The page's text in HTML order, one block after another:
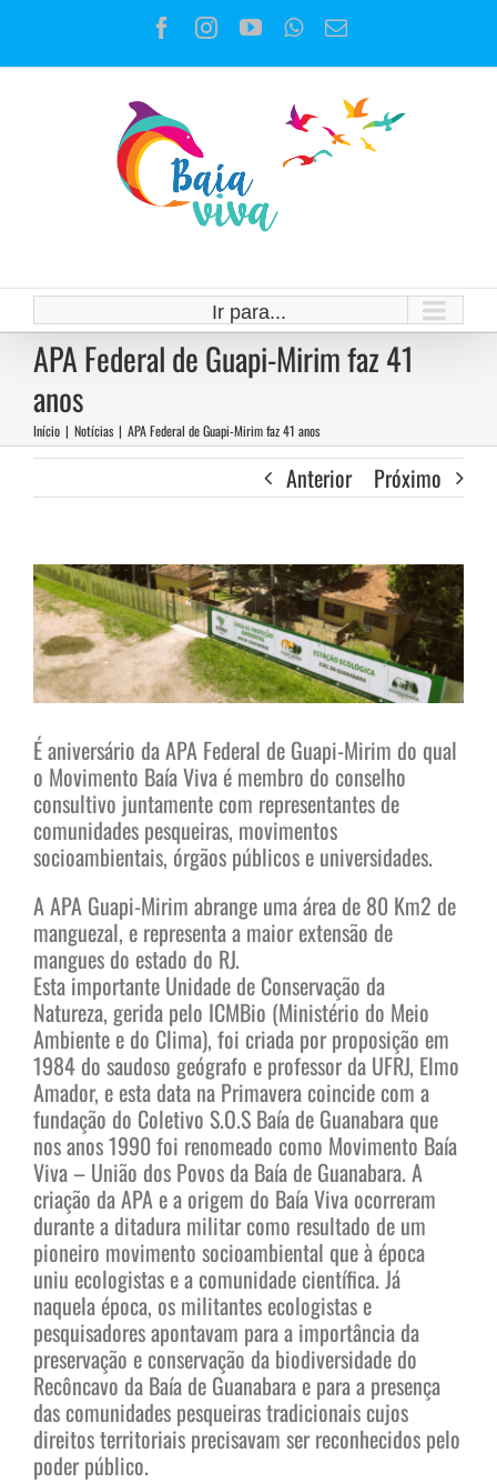
o
Facebook
Instagram
YouTubeWhatsApp
E-
Ir para...
APA Federal de Guapi-Mirim faz 41
anos
Início | Notícias | APA Federal de Guapi-Mirim faz 41 anos
Anterior Próximo
View
Larger
Image
É aniversário da APA Federal de Guapi-Mirim do qual
o Movimento Baía Viva é membro do conselho
consultivo juntamente com representantes de
comunidades pesqueiras, movimentos
socioambientais, órgãos públicos e universidades.
A APA Guapi-Mirim abrange uma área de 80 Km2 de
manguezal, e representa a maior extensão de
mangues do estado do RJ.
Esta importante Unidade de Conservação da
Natureza, gerida pelo ICMBio (Ministério do Meio
Ambiente e do Clima), foi criada por proposição em
1984 do saudoso geógrafo e professor da UFRJ, Elmo
Amador, e esta data na Primavera coincide com a
fundação do Coletivo S.O.S Baía de Guanabara que
nos anos 1990 foi renomeado como Movimento Baía
Viva – União dos Povos da Baía de Guanabara. A
criação da APA e a origem do Baía Viva ocorreram
durante a ditadura militar como resultado de um
pioneiro movimento socioambiental que à época
uniu ecologistas e a comunidade científica. Já
naquela época, os militantes ecologistas e
pesquisadores apontavam para a importância da
preservação e conservação da biodiversidade do
Recôncavo da Baía de Guanabara e para a presença
das comunidades pesqueiras tradicionais cujos
direitos territoriais precisavam ser reconhecidos pelo
poder público.